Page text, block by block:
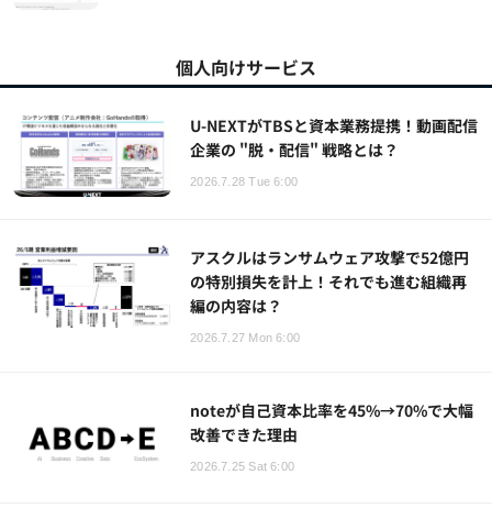
個人向けサービス
U-NEXTがTBSと資本業務提携！動画配信
企業の "脱・配信" 戦略とは？
2026.7.28 Tue 6:00
アスクルはランサムウェア攻撃で52億円
の特別損失を計上！それでも進む組織再
編の内容は？
2026.7.27 Mon 6:00
noteが自己資本比率を45%→70%で大幅
改善できた理由
2026.7.25 Sat 6:00